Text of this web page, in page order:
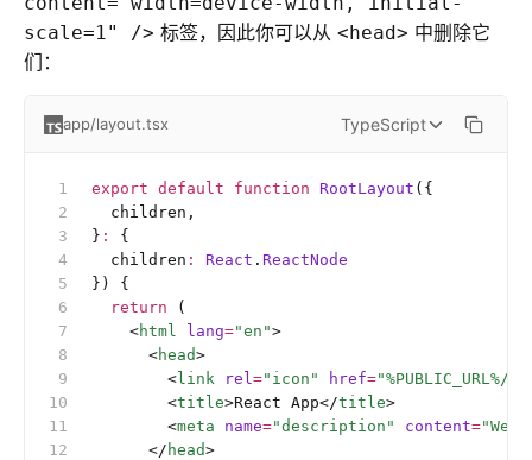
scale=1" /> 标签，因此你可以从 <head> 中删除它
们：
app/layout.tsx TypeScript
export default function RootLayout ({
  children,
} :
{
  children
: React . ReactNode
}) {
  return
(
    <
html lang="en">
      <
head>
        <
link rel="icon" href=
        <
title>React App</title>
        <
meta name="description" content=
      </
head>